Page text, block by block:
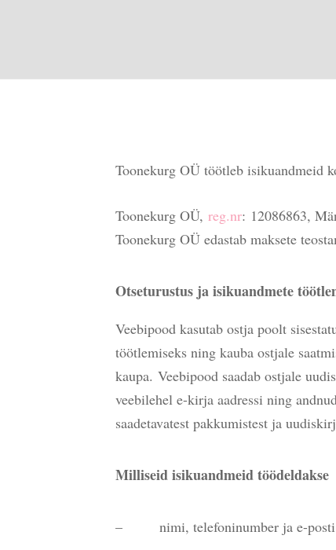
Toonekurg OÜ töötleb isikuandmeid
Toonekurg OÜ, reg.nr: 12086863,
Toonekurg OÜ edastab maksete
Otseturustus ja isikuandmete
Veebipood kasutab ostja poolt
töötlemiseks ning kauba ostjale
kaupa.Veebipood saadab ostjale
veebilehel e-kirja aadressi ning
saadetavatest pakkumistest ja
Milliseid isikuandmeid töödeldakse
– nimi, telefoninumber ja e-posti